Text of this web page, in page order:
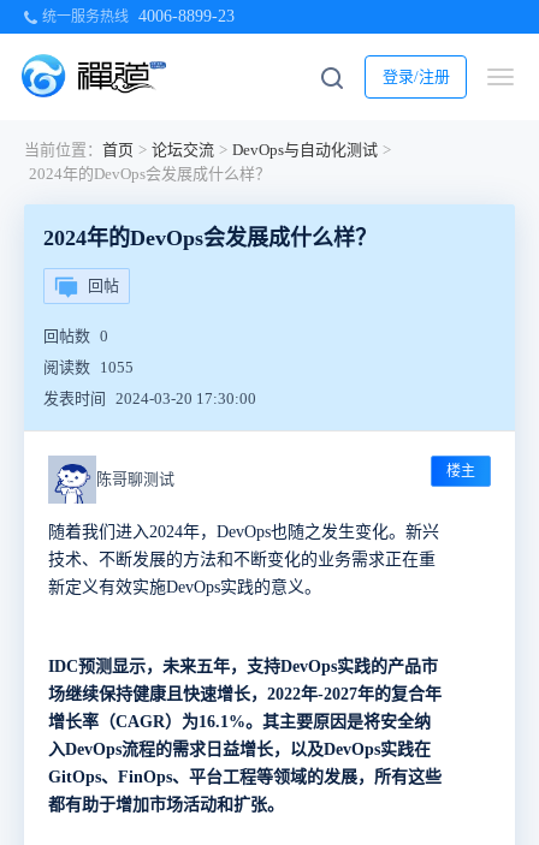
统一服务热线 4006-8899-23
登录/注册
当前位置： 首页 > 论坛交流 > DevOps与自动化测试 >
2024年的DevOps会发展成什么样？
2024年的DevOps会发展成什么样？
回帖
回帖数 0
阅读数 1055
发表时间
2024-03-20 17:30:00
陈哥聊测试 楼主
随着我们进入2024年，DevOps也随之发生变化。新兴
技术、不断发展的方法和不断变化的业务需求正在重
新定义有效实施DevOps实践的意义。
IDC预测显示，未来五年，支持DevOps实践的产品市
场继续保持健康且快速增长， 2022年-2027年的复合年
增长率（CAGR）为16.1%。其主要原因是将安全纳
入DevOps流程的需求日益增长，以及DevOps实践在
GitOps、 FinOps、平台工程等领域的发展，所有这些
都有助于增加市场活动和扩张。